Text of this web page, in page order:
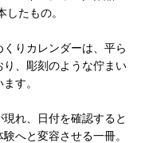
たもの。
りカレンダーは、平ら
、彫刻のような佇まい
す。
れ、日付を確認すると
へと変容させる一冊。